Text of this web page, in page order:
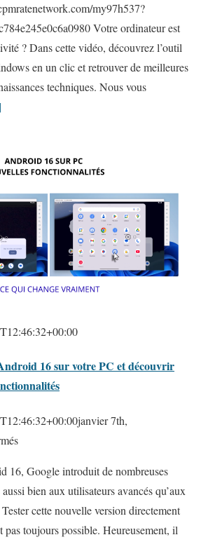
r
A
c
c
é
e
z
n
d
o
s
a
c
l
e
m
e
n
t
my97h537?
Votre ordinateur est
? Dans cette vidéo, découvrez l’outil
en un clic et retrouver de meilleures
techniques. Nous vous
16 sur votre PC et découvrir
janvier 7th,
s
r
C
o
m
16, Google introduit de nombreuses
bien aux utilisateurs avancés qu’aux
cette nouvelle version directement
pas toujours possible. Heureusement, il